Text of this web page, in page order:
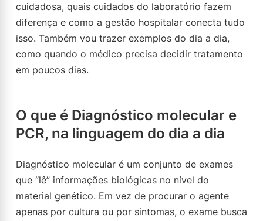
cuidadosa, quais cuidados do laboratório fazem
diferença e como a gestão hospitalar conecta tudo
isso. Também vou trazer exemplos do dia a dia,
como quando o médico precisa decidir tratamento
em poucos dias.
O que é Diagnóstico molecular e
PCR, na linguagem do dia a dia
Diagnóstico molecular é um conjunto de exames
que “lê” informações biológicas no nível do
material genético. Em vez de procurar o agente
apenas por cultura ou por sintomas, o exame busca